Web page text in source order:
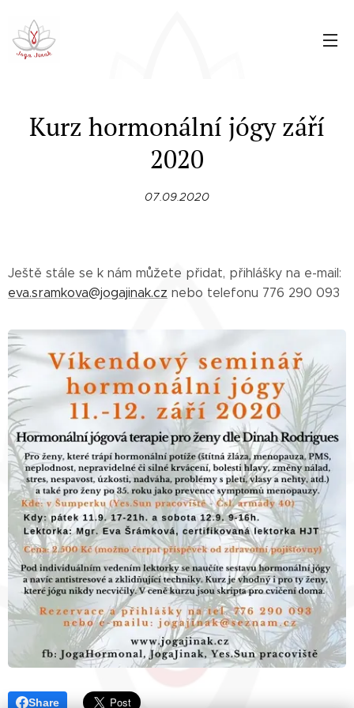
Kurz hormonální jógy září
2020
07.09.2020
Ještě stále se k nám můžete přidat, přihlášky na e-mail:
eva.sramkova@jogajinak.cz nebo telefonu 776 290 093
Share